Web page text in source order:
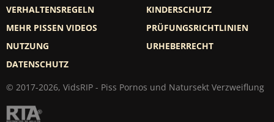
VERHALTENSREGELN
MEHR PISSEN VIDEOS
NUTZUNG
DATENSCHUTZ
KINDERSCHUTZ
PRÜFUNGSRICHTLINIEN
URHEBERRECHT
© 2017-2026, VidsRIP - Piss Pornos und Natursekt Verzweiflung